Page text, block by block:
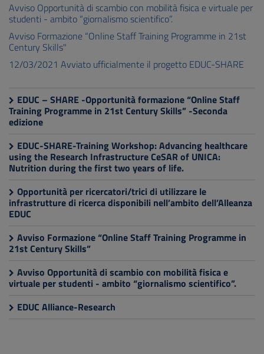
Avviso Opportunità di scambio con mobilità fisica e virtuale per
studenti - ambito “giornalismo scientifico”.
Avviso Formazione “Online Staff Training Programme in 21st
Century Skills"
12/03/2021 Avviato ufficialmente il progetto EDUC-SHARE
EDUC – SHARE -Opportunità formazione “Online Staff
Training Programme in 21st Century Skills” -Seconda
edizione
EDUC-SHARE-Training Workshop: Advancing healthcare
using the Research Infrastructure CeSAR of UNICA:
Nutrition during the first two years of life.
Opportunità per ricercatori/trici di utilizzare le
infrastrutture di ricerca disponibili nell’ambito dell’Alleanza
EDUC
Avviso Formazione “Online Staff Training Programme in
21st Century Skills”
Avviso Opportunità di scambio con mobilità fisica e
virtuale per studenti - ambito “giornalismo scientifico”.
EDUC Alliance-Research